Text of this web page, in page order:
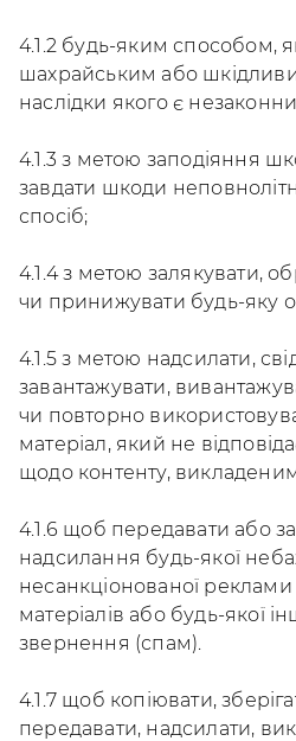
4.1.2 будь-яким способом,
шахрайським або
наслідки якого є
4.1.3 з метою заподіяння
завдати шкоди
спосіб;
4.1.4 з метою залякувати,
чи принижувати будь-яку
4.1.5 з метою надсилати,
завантажувати,
чи повторно
матеріал, який не
щодо контенту,
4.1.6 щоб передавати або
надсилання будь-якої
несанкціонованої
матеріалів або будь-якої
звернення (спам).
4.1.7 щоб копіювати,
передавати, надсилати,